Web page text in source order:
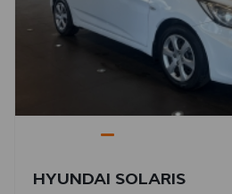
HYUNDAI SOLARIS